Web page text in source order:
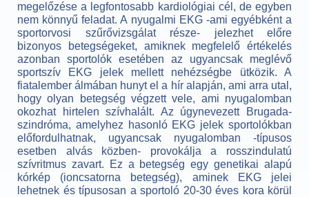
megelőzése a legfontosabb kardiológiai cél, de egyben
nem könnyű feladat. A nyugalmi EKG -ami egyébként a
sportorvosi szűrővizsgálat része- jelezhet előre
bizonyos betegségeket, amiknek megfelelő értékelés
azonban sportolók esetében az ugyancsak meglévő
sportszív EKG jelek mellett nehézségbe ütközik. A
fiatalember álmában hunyt el a hír alapján, ami arra utal,
hogy olyan betegség végzett vele, ami nyugalomban
okozhat hirtelen szívhalált. Az úgynevezett Brugada-
szindróma, amelyhez hasonló EKG jelek sportolókban
előfordulhatnak, ugyancsak nyugalomban -típusos
esetben alvás közben- provokálja a rosszindulatú
szívritmus zavart. Ez a betegség egy genetikai alapú
kórkép (ioncsatorna betegség), aminek EKG jelei
lehetnek és típusosan a sportoló 20-30 éves kora körül